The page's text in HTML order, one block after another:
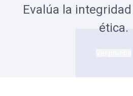
Evalúa la
ética.